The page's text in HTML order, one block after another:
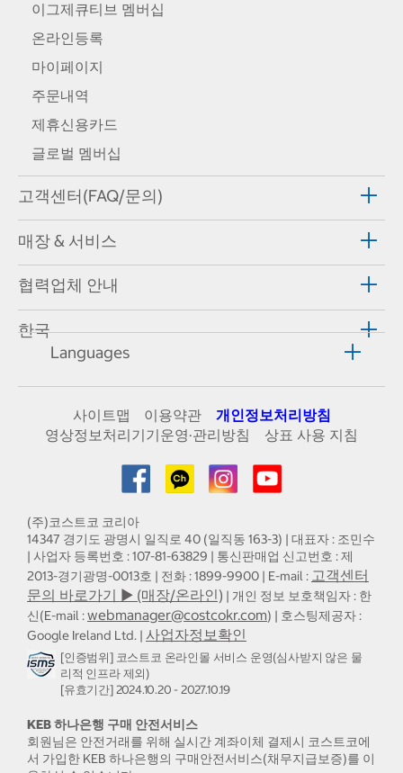
이그제큐티브 멤버십
온라인등록
마이페이지
주문내역
제휴신용카드
글로벌 멤버십
고객센터(FAQ/문의)
매장 & 서비스
협력업체 안내
한국
Languages
사이트맵 이용약관
개인정보처리방침
영상정보처리기기운영·관리방침
상표 사용 지침
(주)코스트코 코리아
14347 경기도 광명시 일직로 40 (일직동 163-3) | 대표자 : 조민수
| 사업자 등록번호 : 107-81-63829 | 통신판매업 신고번호 : 제
2013-경기광명-0013호 | 전화 : 1899-9900 | E-mail : 고객센터
문의 바로가기 ▶ (매장/온라인) | 개인 정보 보호책임자 : 한
신(E-mail :webmanager@costcokr.com) | 호스팅제공자 :
Google Ireland Ltd. | 사업자정보확인
[인증범위] 코스트코 온라인몰 서비스 운영(심사받지 않은 물
리적 인프라 제외)
[유효기간] 2024.10.20 - 2027.10.19
KEB 하나은행 구매 안전서비스
회원님은 안전거래를 위해 실시간 계좌이체 결제시 코스트코에
서 가입한 KEB 하나은행의 구매안전서비스(채무지급보증)를 이